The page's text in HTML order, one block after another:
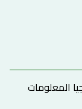
المعلومات